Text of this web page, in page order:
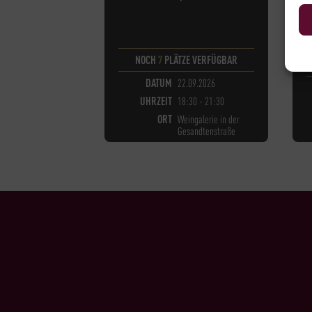
NOCH 7PLÄTZE VERFÜGBAR
DATUM 22.09.2026
UHRZEIT 18:30 - 21:30
ORT Weingalerie in der
Gesandtenstraße